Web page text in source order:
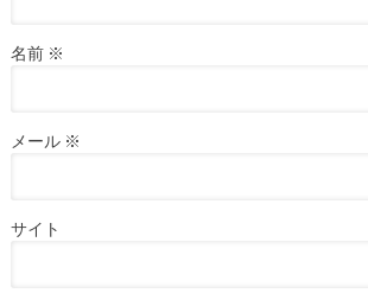
名前 ※
メール ※
サイト